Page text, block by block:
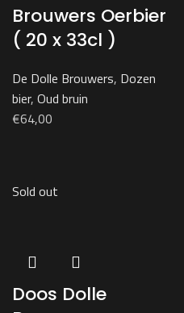
Brouwers Oerbier
( 20 x 33cl )
De Dolle Brouwers, Dozen
bier, Oud bruin
€64,00
Sold out
Doos Dolle